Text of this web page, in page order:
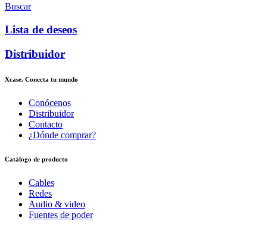
Buscar
Lista de deseos
Distribuidor
Xcase. Conecta tu mundo
Conócenos
Distribuidor
Contacto
¿Dónde comprar?
Catálogo de producto
Cables
Redes
Audio & video
Fuentes de poder